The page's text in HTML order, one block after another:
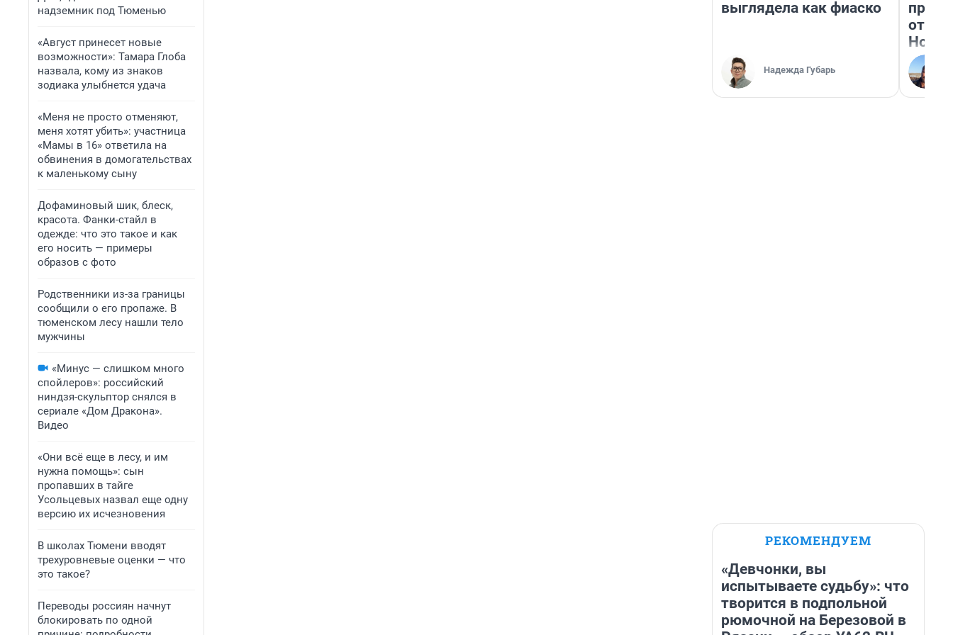
надземник под Тюменью
«Август принесет новые
возможности»: Тамара Глоба
назвала, кому из знаков
зодиака улыбнется удача
«Меня не просто отменяют,
меня хотят убить»: участница
«Мамы в 16» ответила на
обвинения в домогательствах
к маленькому сыну
Дофаминовый шик, блеск,
красота. Фанки-стайл в
одежде: что это такое и как
его носить — примеры
образов с фото
Родственники из-за границы
сообщили о его пропаже. В
тюменском лесу нашли тело
мужчины
«Минус — слишком много
спойлеров»: российский
ниндзя-скульптор снялся в
сериале «Дом Дракона».
Видео
«Они всё еще в лесу, и им
нужна помощь»: сын
пропавших в тайге
Усольцевых назвал еще одну
версию их исчезновения
В школах Тюмени вводят
трехуровневые оценки — что
это такое?
Переводы россиян начнут
блокировать по одной
выглядела как фиаско
Надежда Губарь
РЕКОМЕНДУЕМ
«Девчонки, вы
испытываете судьбу»: что
творится в подпольной
рюмочной на Березовой в